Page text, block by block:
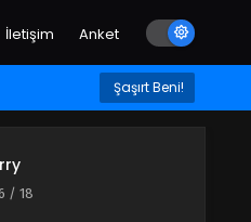
İletişim Anket
Şaşırt Beni!
/ 18
Sorry 10.Bölüm
Sorry 9.Bölüm
Sorry 8.Bölüm